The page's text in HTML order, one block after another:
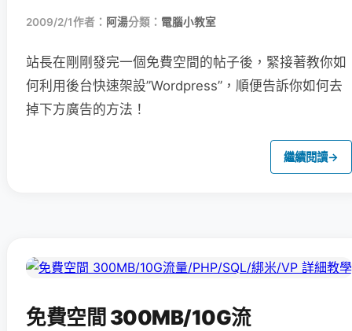
2009/2/1作者： 阿湯分類： 電腦小教室
站長在剛剛發完一個免費空間的帖子後，緊接著教你如
何利用後台快速架設”Wordpress”，順便告訴你如何去
掉下方廣告的方法！
繼續閱讀→
免費空間 300MB/10G流